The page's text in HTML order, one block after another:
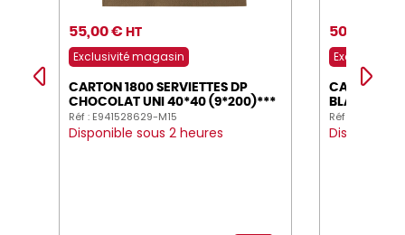
55,00 € HT
Exclusivité magasin
CARTON 1800 SERVIETTES DP
CHOCOLAT UNI 40*40 (9*200)***
Réf : E941528629-M15
Disponible sous 2 heures
50,90 €
Exclusivité
CARTON
BLANC
Réf :
Disponible